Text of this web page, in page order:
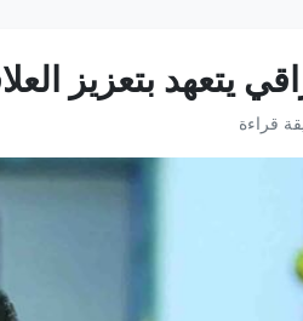
يتعهد بتعزيز